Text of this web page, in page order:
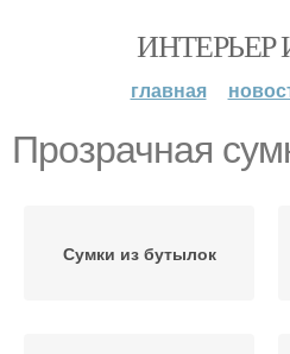
ИНТЕРЬЕР
главная
Прозрачная
Сумки из бутылок